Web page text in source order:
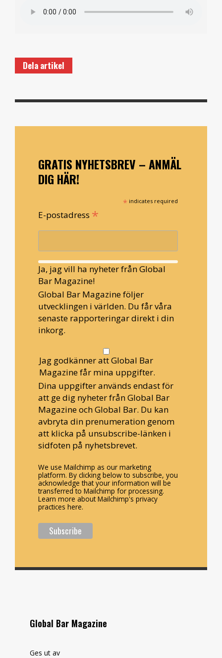
Dela artikel
GRATIS NYHETSBREV – ANMÄL
DIG HÄR!
* indicates required
E-postadress *
Ja, jag vill ha nyheter från Global
Bar Magazine!
Global Bar Magazine följer
utvecklingen i världen. Du får våra
senaste rapporteringar direkt i din
inkorg.
Jag godkänner att Global Bar
Magazine får mina uppgifter.
Dina uppgifter används endast för
att ge dig nyheter från Global Bar
Magazine och Global Bar. Du kan
avbryta din prenumeration genom
att klicka på unsubscribe-länken i
sidfoten på nyhetsbrevet.
We use Mailchimp as our marketing
platform. By clicking below to subscribe, you
acknowledge that your information will be
transferred to Mailchimp for processing.
Learn more about Mailchimp's privacy
practices here.
Global Bar Magazine
Ges ut av